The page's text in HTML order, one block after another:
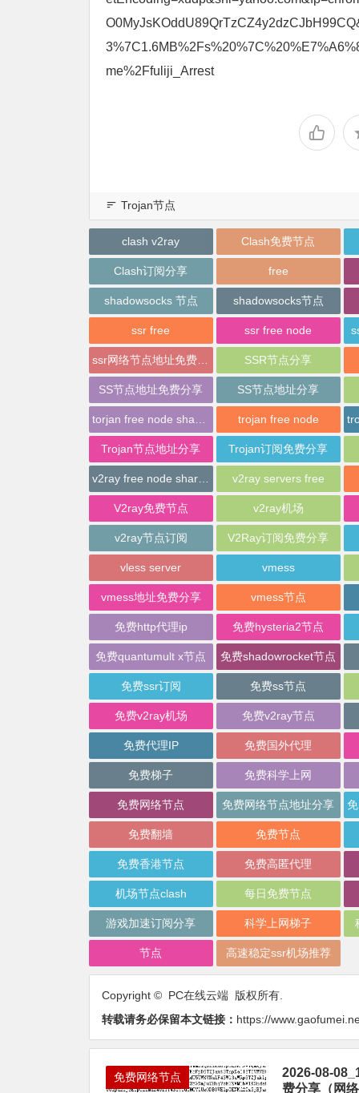
me%2Ffuliji_Arrest
Trojan节点
clash v2ray Clash免费节点
Clash订阅分享 free
shadowsocks 节点 shadowsocks节点
ssr free ssr free node
SSR节点分享
SS节点地址免费分享 SS节点地址分享
trojan free node
Trojan节点地址分享 Trojan订阅免费分享
v2ray servers free
V2ray免费节点 v2ray机场
v2ray节点订阅 V2Ray订阅免费分享
vless server vmess
vmess地址免费分享 vmess节点
免费http代理ip 免费hysteria2节点
免费quantumult x节点 免费shadowrocket节点
免费ssr订阅 免费ss节点
免费v2ray机场 免费v2ray节点
免费代理IP 免费国外代理
免费梯子 免费科学上网
免费网络节点 免费网络节点地址分享
免费翻墙 免费节点
免费香港节点 免费高匿代理
机场节点clash 每日免费节点
游戏加速订阅分享 科学上网梯子
节点 高速稳定ssr机场推荐
Copyright © PC在线云端 版权所有.
转载请务必保留本文链接： https://
免费网络节点
2026-08-
费分享（网